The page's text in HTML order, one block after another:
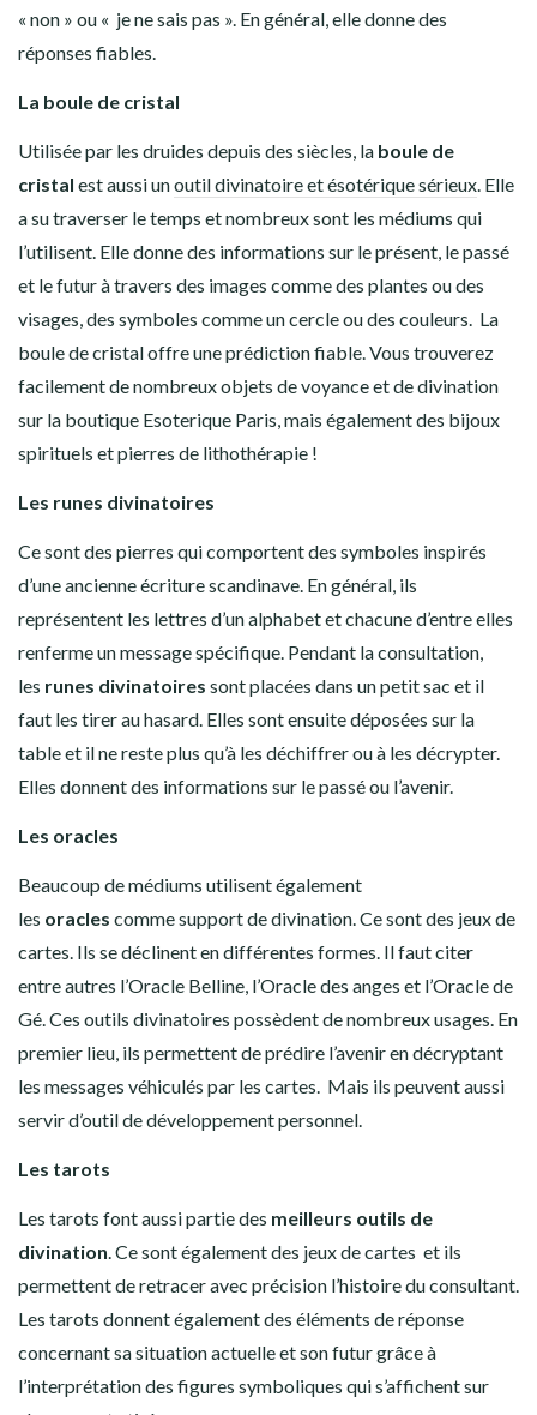
« non » ou « je ne sais pas ». En général, elle donne des
réponses fiables.
La boule de cristal
Utilisée par les druides depuis des siècles, la boule de
cristal est aussi unoutil divinatoire et ésotérique sérieux . Elle
a su traverser le temps et nombreux sont les médiums qui
l’utilisent. Elle donne des informations sur le présent, le passé
et le futur à travers des images comme des plantes ou des
visages, des symboles comme un cercle ou des couleurs. La
boule de cristal offre une prédiction fiable. Vous trouverez
facilement de nombreux objets de voyance et de divination
sur la boutique Esoterique Paris, mais également des bijoux
spirituels et pierres de lithothérapie !
Les runes divinatoires
Ce sont des pierres qui comportent des symboles inspirés
d’une ancienne écriture scandinave. En général, ils
représentent les lettres d’un alphabet et chacune d’entre elles
renferme un message spécifique. Pendant la consultation,
les runes divinatoires sont placées dans un petit sac et il
faut les tirer au hasard. Elles sont ensuite déposées sur la
table et il ne reste plus qu’à les déchiffrer ou à les décrypter.
Elles donnent des informations sur le passé ou l’avenir.
Les oracles
Beaucoup de médiums utilisent également
les oracles comme support de divination. Ce sont des jeux de
cartes. Ils se déclinent en différentes formes. Il faut citer
entre autres l’Oracle Belline, l’Oracle des anges et l’Oracle de
Gé. Ces outils divinatoires possèdent de nombreux usages. En
premier lieu, ils permettent de prédire l’avenir en décryptant
les messages véhiculés par les cartes. Mais ils peuvent aussi
servir d’outil de développement personnel.
Les tarots
Les tarots font aussi partie des meilleurs outils de
divination . Ce sont également des jeux de cartes et ils
permettent de retracer avec précision l’histoire du consultant.
Les tarots donnent également des éléments de réponse
concernant sa situation actuelle et son futur grâce à
l’interprétation des figures symboliques qui s’affichent sur